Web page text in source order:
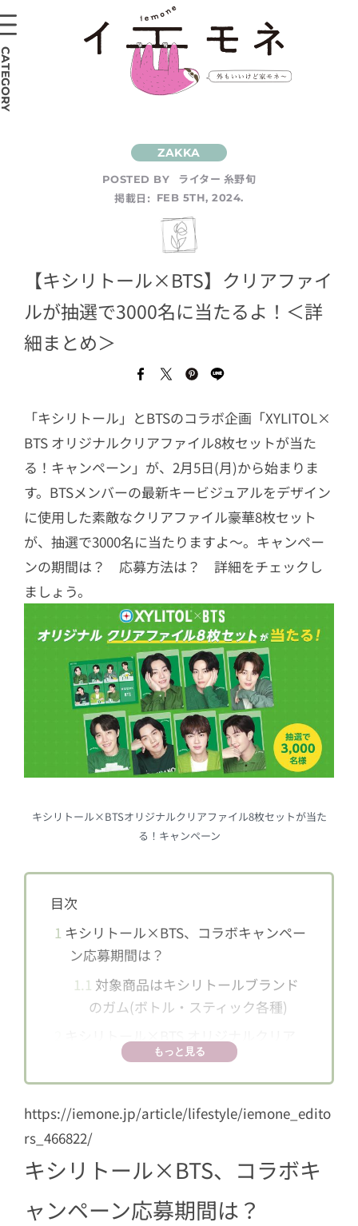
POSTED BY
ライター 糸野旬
掲載日:
FEB 5TH, 2024.
【キシリトール×BTS】クリアファイ
ルが抽選で3000名に当たるよ！＜詳
細まとめ＞
「キシリトール」とBTSのコラボ企画「XYLITOL×
BTS オリジナルクリアファイル8枚セットが当た
る！キャンペーン」が、2月5日(月)から始まりま
す。BTSメンバーの最新キービジュアルをデザイン
に使用した素敵なクリアファイル豪華8枚セット
が、抽選で3000名に当たりますよ～。キャンペー
ンの期間は？ 応募方法は？ 詳細をチェックし
ましょう。
キシリトール×BTSオリジナルクリアファイル8枚セットが当た
る！キャンペーン
目次
1 キシリトール×BTS、コラボキャンペー
ン応募期間は？
1.1 対象商品はキシリトールブランド
のガム(ボトル・スティック各種)
ファイル8枚セットのビジュアルは？
2.1グループビジュアルデザイン1枚
2.2メンバーのソロカットデザイン7枚
もっと見る
https://iemone.jp/article/lifestyle/iemone_edito
rs_466822/
キシリトール×BTS、コラボキ
ャンペーン応募期間は？